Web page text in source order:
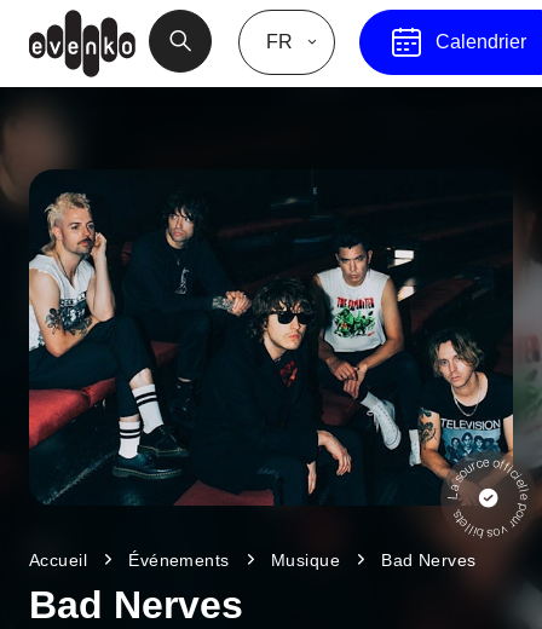
FR Calendrier
Accueil Événements Musique Bad Nerves
Bad Nerves